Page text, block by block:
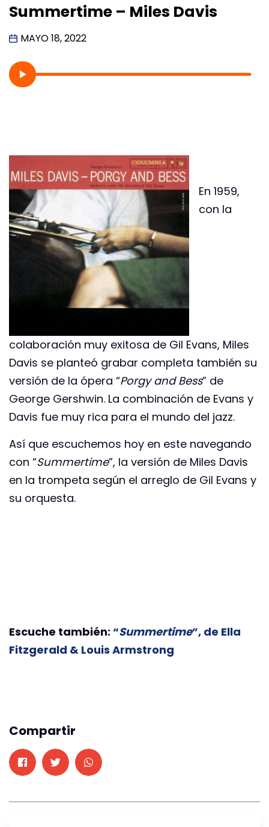
Summertime – Miles Davis
MAYO 18, 2022
En 1959,
con la
colaboración muy exitosa de Gil Evans, Miles
Davis se planteó grabar completa también su
versión de la ópera “Porgy and Bess” de
George Gershwin. La combinación de Evans y
Davis fue muy rica para el mundo del jazz.
Así que escuchemos hoy en este navegando
con “Summertime”, la versión de Miles Davis
en la trompeta según el arreglo de Gil Evans y
su orquesta.
Escuche también: “Summertime”, de Ella
Fitzgerald & Louis Armstrong
Compartir